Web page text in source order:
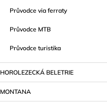
Průvodce via ferraty
Průvodce MTB
Průvodce turistika
HOROLEZECKÁ BELETRIE
MONTANA